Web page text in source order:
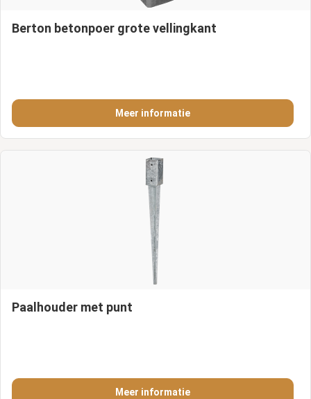
Berton betonpoer grote vellingkant
Meer informatie
Paalhouder met punt
Meer informatie